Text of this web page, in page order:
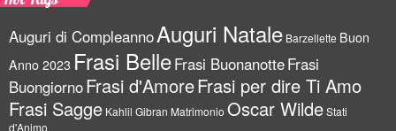
Auguri di CompleannoAuguri Natale Barzellette Buon
Anno 2023 Frasi BelleFrasi BuonanotteFrasi
BuongiornoFrasi d'AmoreFrasi per dire Ti Amo
Frasi Sagge Kahlil Gibran Matrimonio Oscar WildeStati
d'Animo